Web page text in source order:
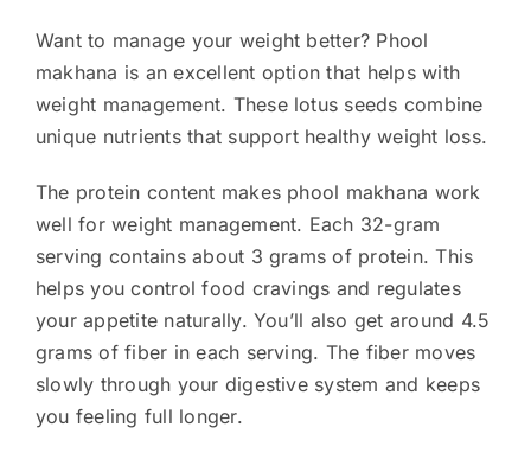
Want to manage your weight better? Phool
makhana is an excellent option that helps with
weight management. These lotus seeds combine
unique nutrients that support healthy weight loss.
The protein content makes phool makhana work
well for weight management. Each 32-gram
serving contains about 3 grams of protein. This
helps you control food cravings and regulates
your appetite naturally. You’ll also get around 4.5
grams of fiber in each serving. The fiber moves
slowly through your digestive system and keeps
you feeling full longer.